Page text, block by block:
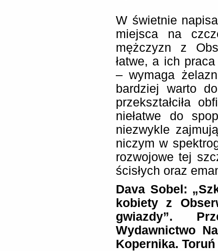
W świetnie
miejsca na
mężczyzn z
łatwe, a ich
– wymaga
bardziej warto
przekształciła
niełatwe do
niezwykle
niczym w
rozwojowe tej
ścisłych oraz
Dava Sobel:
kobiety z
gwiazdy”.
Wydawnictwo
Kopernika. Toruń